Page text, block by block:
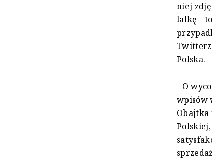
niej
lalkę -
Polska.
- O
wpisów
Obajtka